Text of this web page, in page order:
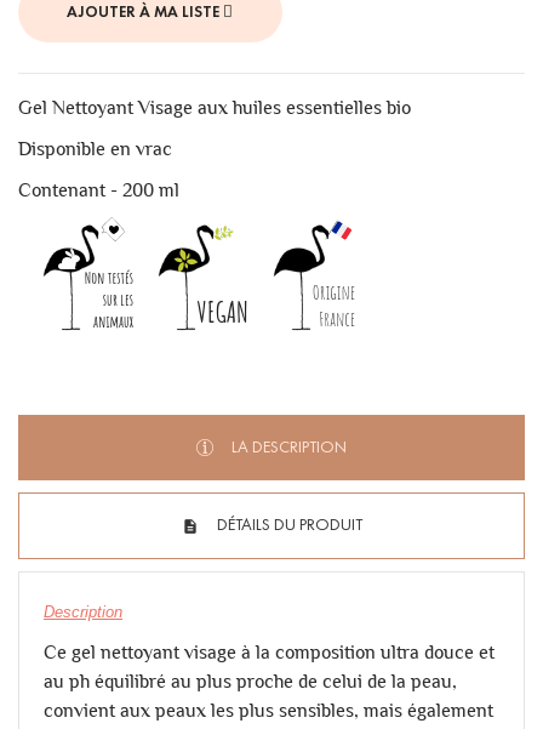
AJOUTER À MA LISTE
Gel Nettoyant Visage aux huiles essentielles bio
Disponible en vrac
Contenant - 200 ml
LA DESCRIPTION
DÉTAILS DU PRODUIT
Description
Ce gel nettoyant visage à la composition ultra douce et
au ph équilibré au plus proche de celui de la peau,
convient aux peaux les plus sensibles, mais également